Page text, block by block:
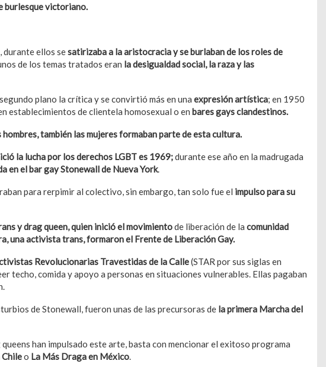
burlesque victoriano.
durante ellos sesatirizaba a la aristocracia y se burlaban de los roles de
de los temas tratados eran la desigualdad social, la raza y las
plano la crítica y se convirtió más en una expresión artística; en 1950
establecimientos de clientela homosexual o en bares gays clandestinos.
hombres,también las mujeres formaban parte de esta cultura.
la lucha por los derechos LGBT es 1969;durante ese año en la madrugada
en el bar gayStonewall de Nueva York.
para rerpimir al colectivo, sin embargo, tan solo fue el impulso para su
y drag queen, quien inició el movimientode liberación de la comunidad
una activista trans, formaron el Frente de Liberación Gay.
Revolucionarias Travestidas de la Calle(STAR por sus siglas en
techo, comida y apoyo a personas en situaciones vulnerables. Ellas pagaban
de Stonewall, fueron unas de las precursoras de la primera Marcha del
han impulsado este arte, basta con mencionar el exitoso programa
Chileo La Más Draga en México.